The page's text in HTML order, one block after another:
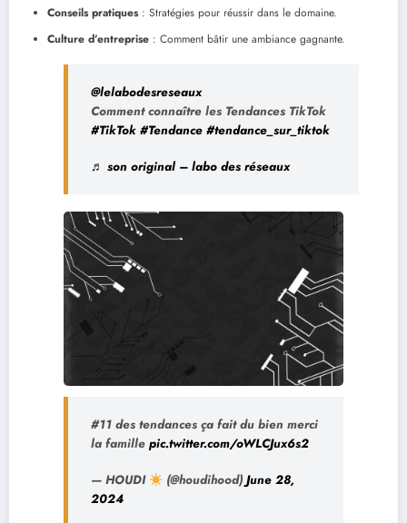
Conseils pratiques: Stratégies pour réussir dans le domaine.
Culture d’entreprise : Comment bâtir une ambiance gagnante.
@lelabodesreseaux
Comment connaître les Tendances TikTok
#TikTok #Tendance #tendance_sur_tiktok
♬ son original – labo des réseaux
#11 des tendances ça fait du bien merci
la famille pic.twitter.com/oWLCJux6s2
— HOUDI (@houdihood)June 28,
2024